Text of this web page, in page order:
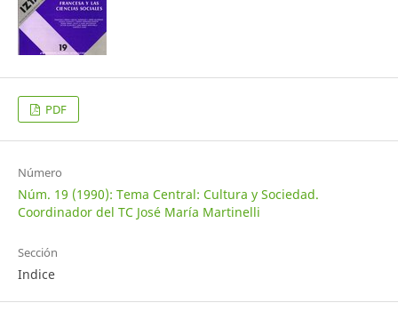
PDF
Número
Núm. 19 (1990): Tema Central: Cultura y Sociedad.
Coordinador del TC José María Martinelli
Sección
Indice